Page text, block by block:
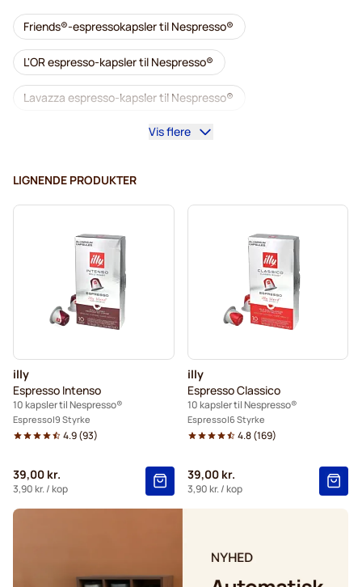
Friends®-espressokapsler til Nespresso®
L'OR espresso-kapsler til Nespresso®
Lavazza espresso-kapsler til Nespresso®
Starbucks til Nespresso®
Lavazza til Nespresso®
illy kaffekapsler til Nespresso®
Café Royal kaffekapsler til Nespresso®
Tilbehør til Nespresso® Alt til kaffen til Nespresso®
L'OR kaffekapsler til Nespresso®
Segafredo kaffekapsler til Nespresso®
Caffè Borbone til Nespresso® Kapsler til Nespresso®
Vis flere
LIGNENDE PRODUKTER
illy
Espresso Intenso
10 kapsler til Nespresso®
Espresso 9 Styrke
4.9(93)
39,00 kr.
3,90 kr./ kop
illy
Espresso Classico
10 kapsler til Nespresso®
Espresso 6 Styrke
4.8(169)
39,00 kr.
3,90 kr./ kop